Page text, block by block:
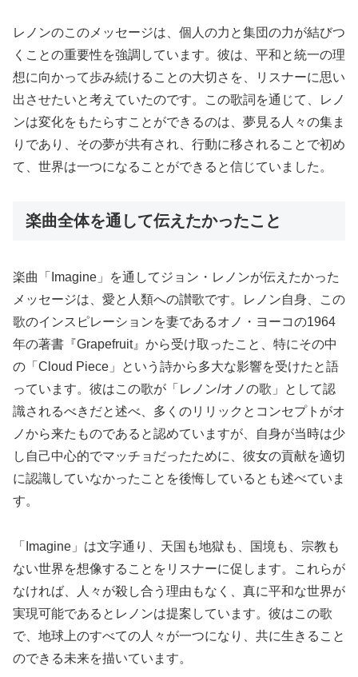
レノンのこのメッセージは、個人の力と集団の力が結びつ
くことの重要性を強調しています。彼は、平和と統一の理
想に向かって歩み続けることの大切さを、リスナーに思い
出させたいと考えていたのです。この歌詞を通じて、レノ
ンは変化をもたらすことができるのは、夢見る人々の集ま
りであり、その夢が共有され、行動に移されることで初め
て、世界は一つになることができると信じていました。
楽曲全体を通して伝えたかったこと
楽曲「Imagine」を通してジョン・レノンが伝えたかった
メッセージは、愛と人類への讃歌です。レノン自身、この
歌のインスピレーションを妻であるオノ・ヨーコの1964
年の著書『Grapefruit』から受け取ったこと、特にその中
の「Cloud Piece」という詩から多大な影響を受けたと語
っています​​。彼はこの歌が「レノン/オノの歌」として認
識されるべきだと述べ、多くのリリックとコンセプトがオ
ノから来たものであると認めていますが、自身が当時は少
し自己中心的でマッチョだったために、彼女の貢献を適切
に認識していなかったことを後悔しているとも述べていま
す​​。
「Imagine」は文字通り、天国も地獄も、国境も、宗教も
ない世界を想像することをリスナーに促します。これらが
なければ、人々が殺し合う理由もなく、真に平和な世界が
実現可能であるとレノンは提案しています​​。彼はこの歌
で、地球上のすべての人々が一つになり、共に生きること
のできる未来を描いています。